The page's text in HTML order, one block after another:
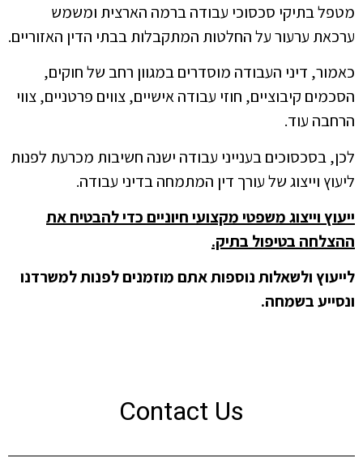
מטפל בתיקי סכסוכי עבודה ברמה הארצית ומשמש
ערכאת ערעור על החלטות המתקבלות בבתי הדין האזוריים.
כאמור, דיני העבודה מוסדרים במגוון רחב של חוקים,
הסכמים קיבוציים, חוזי עבודה אישיים, צווים פרטניים, צווי
הרחבה עוד.
לכן, בסכסוכים בענייני עבודה ישנה חשיבות מכרעת לפנות
ליעוץ וייצוג של עורך דין המתמחה בדיני עבודה.
ייעוץ וייצוג משפטי מקצועי חיוניים כדי להבטיח את
ההצלחה בטיפול בתיק.
לייעוץ ולשאלות נוספות אתם מוזמנים לפנות למשרדנו
ונסייע בשמחה.
Contact Us